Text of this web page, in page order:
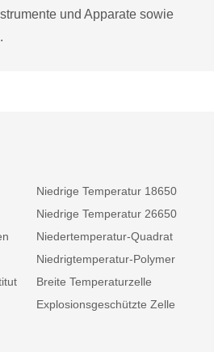
und Apparate sowie
Niedrige Temperatur 18650
Niedrige Temperatur 26650
Niedertemperatur-Quadrat
Niedrigtemperatur-Polymer
Breite Temperaturzelle
Explosionsgeschützte Zelle